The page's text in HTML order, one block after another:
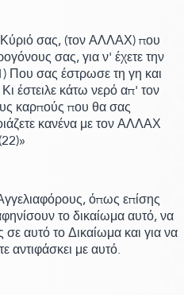
σας,(τον ΑΛΛΑΧ)που
σας, για ν' έχετε την
Που σας έστρωσε τη γη και
έστειλε κάτω νερό απ' τον
καρπούς που θα σας
κανένα με τον ΑΛΛΑΧ
(22)»
όπως επίσης
το δικαίωμα αυτό, να
αυτό το Δικαίωμα και για να
αντιφάσκει με αυτό.